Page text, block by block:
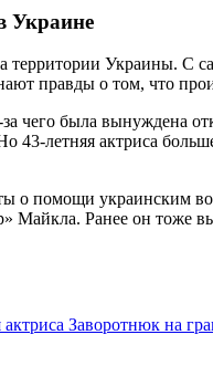
Украине
Украины. С
правды о том, что
чего была вынуждена
43-летняя актриса
о помощи украинским
Ранее он тоже
Заворотнюк на